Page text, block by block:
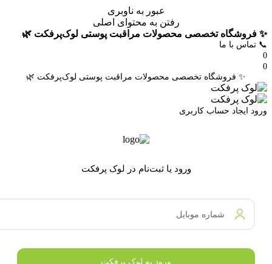
عبور به ناوبری
رفتن به محتوای اصلی
✨ فروشگاه تخصصی محصولات مراقبت پوستی لوک‌پرفکت 🌿
📞 تماس با ما
0
0
✨ فروشگاه تخصصی محصولات مراقبت پوستی لوک‌پرفکت 🌿
ورود ایجاد حساب کاربری
ورود یا ثبت‌نام در لوک پرفکت
شماره موبایل
ورود به لوک پرفکت